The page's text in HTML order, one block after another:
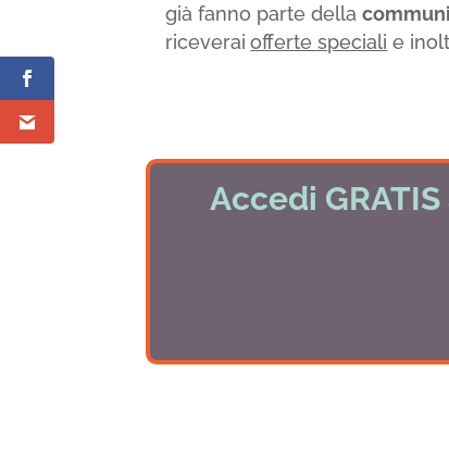
già fanno parte della
riceverai offerte speciali e
Accedi